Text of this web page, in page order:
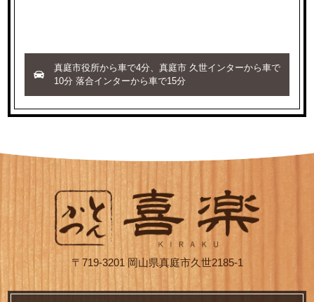
真庭市役所から車で4分、真庭市 久世インターから車で
10分 落合インターから車で15分
〒719-3201 岡山県真庭市久世2185-1